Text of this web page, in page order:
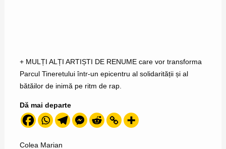
+ MULȚI ALȚI ARTIȘTI DE RENUME care vor transforma
Parcul Tineretului într-un epicentru al solidarității și al
bătăilor de inimă pe ritm de rap.
Dă mai departe
Colea Marian